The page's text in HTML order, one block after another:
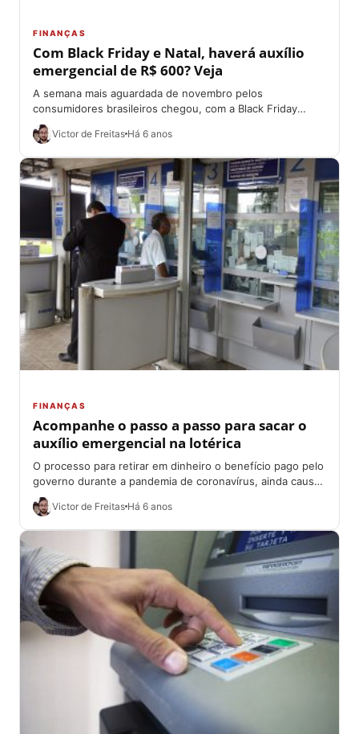
FINANÇAS
Com Black Friday e Natal, haverá auxílio
emergencial de R$ 600? Veja
A semana mais aguardada de novembro pelos
consumidores brasileiros chegou, com a Black Friday
acontecendo oficialmente nesta sexta-feira (27). Em
dezembro, o...
Victor de Freitas Há 6 anos
FINANÇAS
Acompanhe o passo a passo para sacar o
auxílio emergencial na lotérica
O processo para retirar em dinheiro o benefício pago pelo
governo durante a pandemia de coronavírus, ainda causa
dúvidas aos próprios beneficiários....
Victor de Freitas Há 6 anos